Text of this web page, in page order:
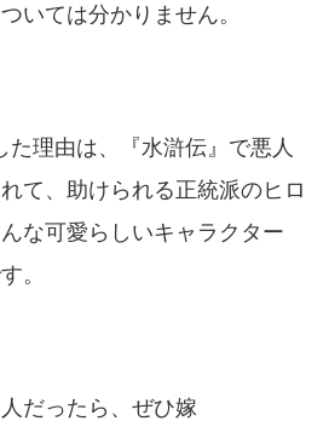
いては分かりません。
た理由は、『水滸伝』で悪人
て、助けられる正統派のヒロ
な可愛らしいキャラクター
。
だったら、ぜひ嫁